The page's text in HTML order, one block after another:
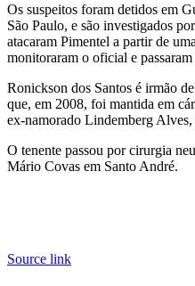
Os suspeitos foram detidos em
São Paulo, e são investigados
atacaram Pimentel a partir de
monitoraram o oficial e
Ronickson dos Santos é irmão
que, em 2008, foi mantida em
ex-namorado Lindemberg Alves,
O tenente passou por cirurgia
Mário Covas em Santo André.
Source link